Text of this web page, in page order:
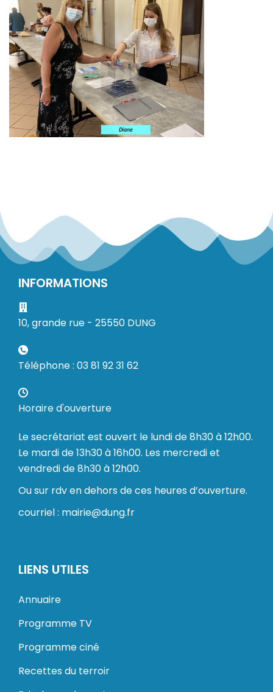
INFORMATIONS
10, grande rue - 25550 DUNG
Téléphone : 03 81 92 31 62
Horaire d'ouverture
Le secrétariat est ouvert le lundi de 8h30 à 12h00.
Le mardi de 13h30 à 16h00. Les mercredi et
vendredi de 8h30 à 12h00.
Ou sur rdv en dehors de ces heures d’ouverture.
courriel : mairie@dung.fr
LIENS UTILES
Annuaire
Programme TV
Programme ciné
Recettes du terroir